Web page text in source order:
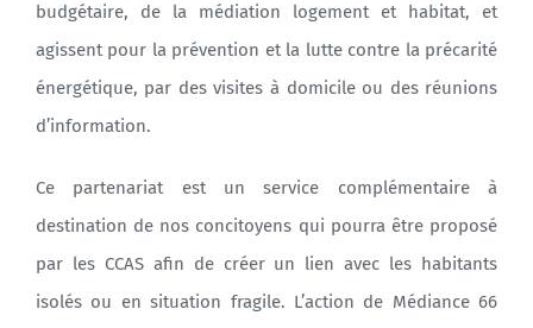
budgétaire, de la médiation logement et habitat, et
agissent pour la prévention et la lutte contre la précarité
énergétique, par des visites à domicile ou des réunions
d’information.
Ce partenariat est un service complémentaire à
destination de nos concitoyens qui pourra être proposé
par les CCAS afin de créer un lien avec les habitants
isolés ou en situation fragile. L’action de Médiance 66